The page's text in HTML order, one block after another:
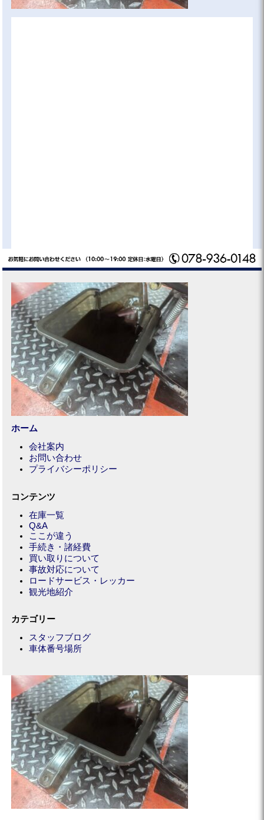
ホーム
会社案内
お問い合わせ
プライバシーポリシー
コンテンツ
在庫一覧
Q&A
ここが違う
手続き・諸経費
買い取りについて
事故対応について
ロードサービス・レッカー
観光地紹介
カテゴリー
スタッフブログ
車体番号場所